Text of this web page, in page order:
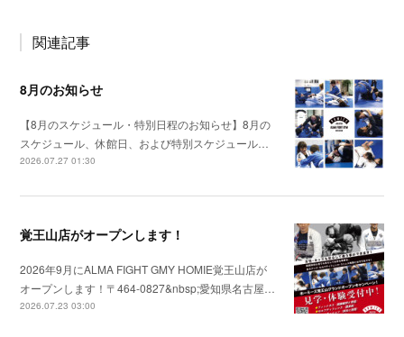
関連記事
8月のお知らせ
【8月のスケジュール・特別日程のお知らせ】8月の
スケジュール、休館日、および特別スケジュール…
2026.07.27 01:30
覚王山店がオープンします！
2026年9月にALMA FIGHT GMY HOMIE覚王山店が
オープンします！〒464-0827&nbsp;愛知県名古屋…
2026.07.23 03:00